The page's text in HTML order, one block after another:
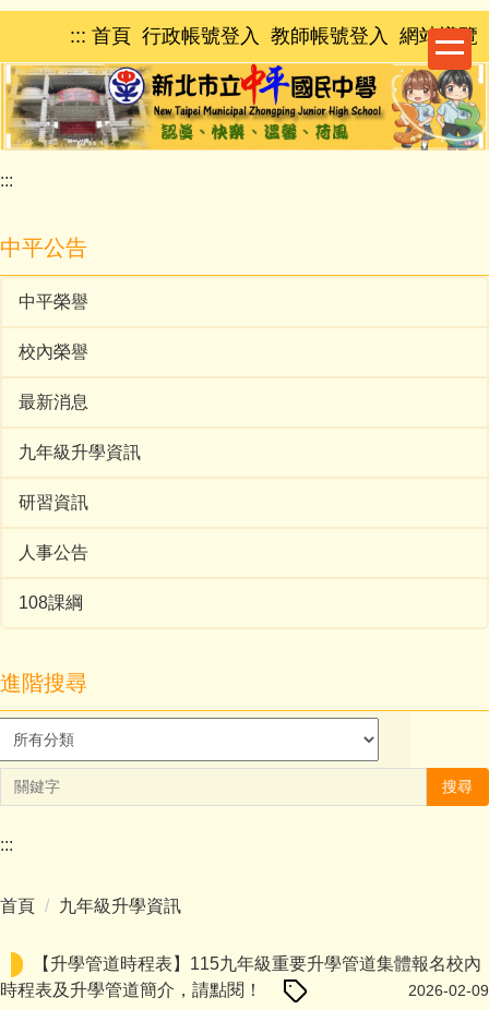
跳
主
要
內
容
區
::: 首頁 行政帳號登入 教師帳號登入 網站導覽
:::
中平公告
中平榮譽
校內榮譽
最新消息
九年級升學資訊
研習資訊
人事公告
108課綱
進階搜尋
搜尋
:::
首頁 九年級升學資訊
【升學管道時程表】115九年級重要升學管道集體報名校內
時程表及升學管道簡介，請點閱！
2026-02-09